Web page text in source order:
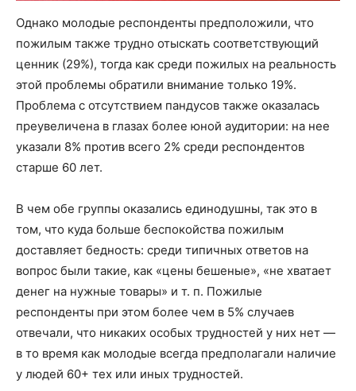
Однако молодые респонденты предположили, что
пожилым также трудно отыскать соответствующий
ценник (29%), тогда как среди пожилых на реальность
этой проблемы обратили внимание только 19%.
Проблема с отсутствием пандусов также оказалась
преувеличена в глазах более юной аудитории: на нее
указали 8% против всего 2% среди респондентов
старше 60 лет.
В чем обе группы оказались единодушны, так это в
том, что куда больше беспокойства пожилым
доставляет бедность: среди типичных ответов на
вопрос были такие, как «цены бешеные», «не хватает
денег на нужные товары» и т. п. Пожилые
респонденты при этом более чем в 5% случаев
отвечали, что никаких особых трудностей у них нет —
в то время как молодые всегда предполагали наличие
у людей 60+ тех или иных трудностей.